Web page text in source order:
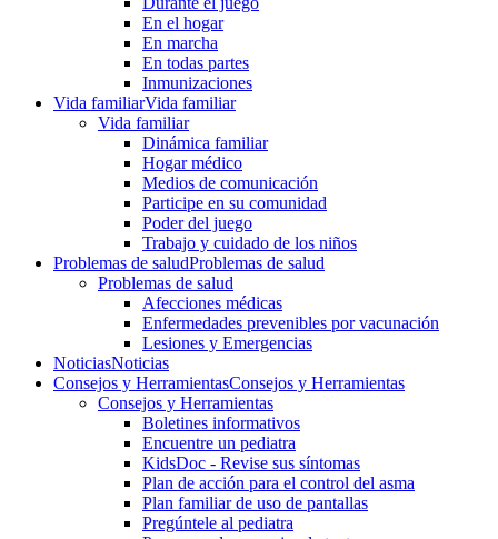
En el hogar
En marcha
En todas partes
Inmunizaciones
Vida familiarVida familiar
Vida familiar
Dinámica familiar
Hogar médico
Medios de comunicación
Participe en su comunidad
Poder del juego
Trabajo y cuidado de los niños
Problemas de saludProblemas de salud
Problemas de salud
Afecciones médicas
Enfermedades prevenibles por vacunación
Lesiones y Emergencias
NoticiasNoticias
Consejos y HerramientasConsejos y Herramientas
Consejos y Herramientas
Boletines informativos
Encuentre un pediatra
KidsDoc - Revise sus síntomas
Plan de acción para el control del asma
Plan familiar de uso de pantallas
Pregúntele al pediatra